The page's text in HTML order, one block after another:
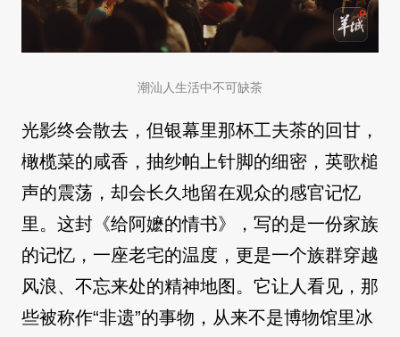
潮汕人生活中不可缺茶
光影终会散去，但银幕里那杯工夫茶的回甘，
橄榄菜的咸香，抽纱帕上针脚的细密，英歌槌
声的震荡，却会长久地留在观众的感官记忆
里。这封《给阿嬷的情书》，写的是一份家族
的记忆，一座老宅的温度，更是一个族群穿越
风浪、不忘来处的精神地图。它让人看见，那
些被称作“非遗”的事物，从来不是博物馆里冰